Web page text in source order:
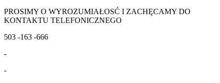
PROSIMY O WYROZUMIAŁOSĆ I ZACHĘCAMY DO
KONTAKTU TELEFONICZNEGO
503 -163 -666
-
-